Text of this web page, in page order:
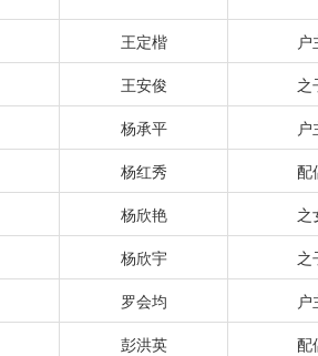
王定楷
户
王安俊
之
杨承平
户
杨红秀
配
杨欣艳
之
杨欣宇
之
罗会均
户
彭洪英
配